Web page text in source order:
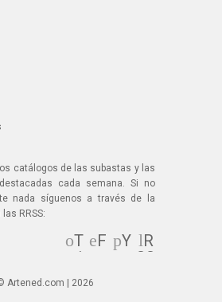
catálogos de las subastas y las
cada semana. Si no
nada síguenos a través de la
RRSS:
T
wi
er
F
oo
Y
R
SS
Artened.com | 2026